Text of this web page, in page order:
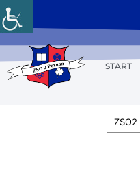
START
ZSO2